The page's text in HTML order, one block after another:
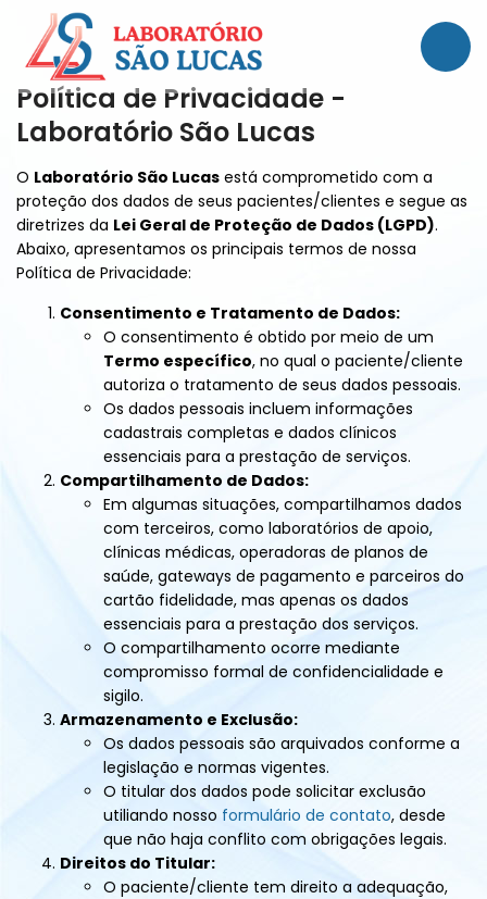
Política de Privacidade -
Laboratório São Lucas
O Laboratório São Lucas está comprometido com a
proteção dos dados de seus pacientes/clientes e segue as
diretrizes da Lei Geral de Proteção de Dados (LGPD).
Abaixo, apresentamos os principais termos de nossa
Política de Privacidade:
Consentimento e Tratamento de Dados:
O consentimento é obtido por meio de um
Termo específico, no qual o paciente/cliente
autoriza o tratamento de seus dados pessoais.
Os dados pessoais incluem informações
cadastrais completas e dados clínicos
essenciais para a prestação de serviços.
Compartilhamento de Dados:
Em algumas situações, compartilhamos dados
com terceiros, como laboratórios de apoio,
clínicas médicas, operadoras de planos de
saúde, gateways de pagamento e parceiros do
cartão fidelidade, mas apenas os dados
essenciais para a prestação dos serviços.
O compartilhamento ocorre mediante
compromisso formal de confidencialidade e
sigilo.
Armazenamento e Exclusão:
Os dados pessoais são arquivados conforme a
legislação e normas vigentes.
O titular dos dados pode solicitar exclusão
utiliando nosso formulário de contato, desde
que não haja conflito com obrigações legais.
Direitos do Titular:
O paciente/cliente tem direito a adequação,